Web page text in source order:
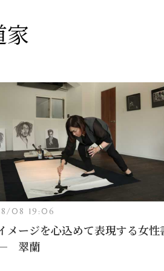
家
08 19:06
メージを心込めて表現する女性
翠蘭